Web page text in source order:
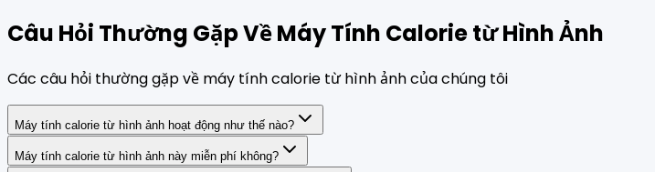
Câu Hỏi Thường Gặp Về Máy Tính Calorie từ Hình Ảnh
Các câu hỏi thường gặp về máy tính calorie từ hình ảnh của chúng tôi
Máy tính calorie từ hình ảnh hoạt động như thế nào?
Máy tính calorie từ hình ảnh này miễn phí không?